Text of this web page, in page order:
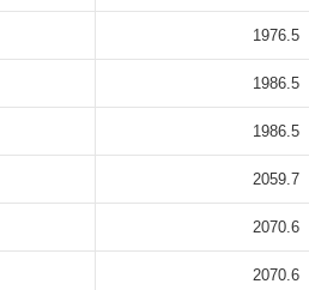
1976.5
1986.5
1986.5
2059.7
2070.6
2070.6